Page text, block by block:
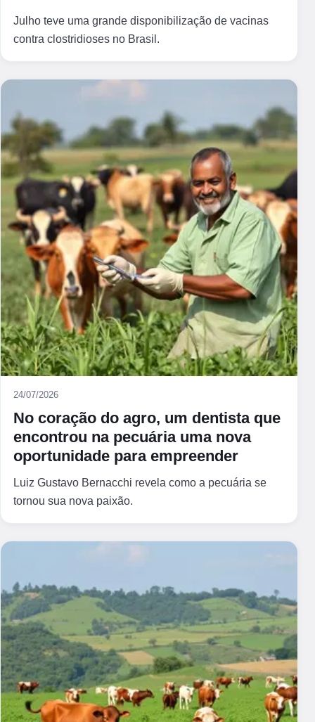
Julho teve uma grande disponibilização de vacinas
contra clostridioses no Brasil.
24/07/2026
No coração do agro, um dentista que
encontrou na pecuária uma nova
oportunidade para empreender
Luiz Gustavo Bernacchi revela como a pecuária se
tornou sua nova paixão.